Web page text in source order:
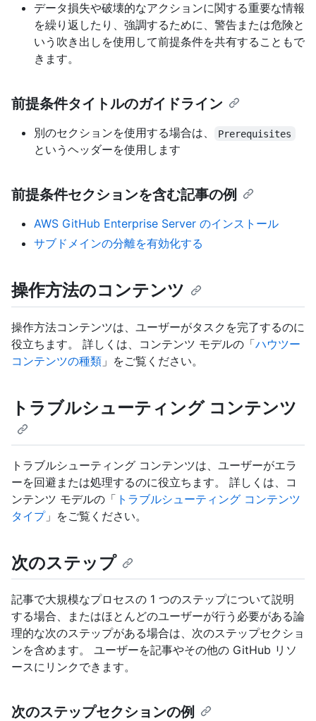
データ損失や破壊的なアクションに関する重要な情報
を繰り返したり、強調するために、警告または危険と
いう吹き出しを使用して前提条件を共有することもで
きます。
前提条件タイトルのガイドライン
別のセクションを使用する場合は、 Prerequisites
というヘッダーを使用します
前提条件セクションを含む記事の例
AWS GitHub Enterprise Server のインストール
サブドメインの分離を有効化する
操作方法のコンテンツ
操作方法コンテンツは、ユーザーがタスクを完了するのに
役立ちます。 詳しくは、コンテンツ モデルの「ハウツー
コンテンツの種類 」をご覧ください。
トラブルシューティング コンテンツ
トラブルシューティング コンテンツは、ユーザーがエラ
ーを回避または処理するのに役立ちます。 詳しくは、コ
ンテンツ モデルの「 トラブルシューティング コンテンツ
タイプ」をご覧ください。
次のステップ
記事で大規模なプロセスの 1 つのステップについて説明
する場合、またはほとんどのユーザーが行う必要がある論
理的な次のステップがある場合は、次のステップセクショ
ンを含めます。 ユーザーを記事やその他の GitHub リソ
ースにリンクできます。
次のステップセクションの例